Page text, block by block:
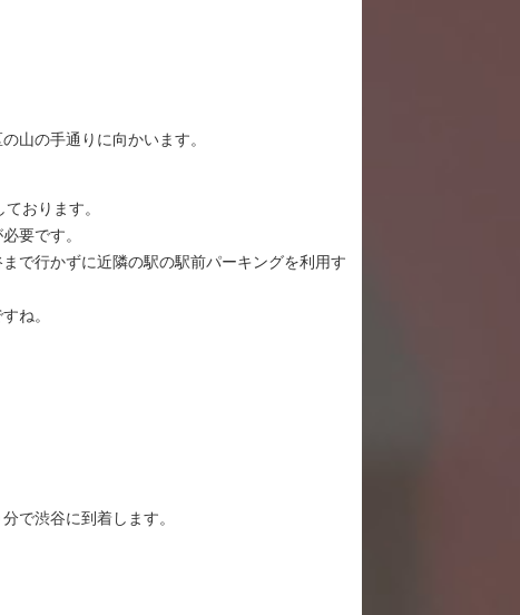
山の手通りに向かいます。
おります。
要です。
で行かずに近隣の駅の駅前パーキングを利用す
ね。
で渋谷に到着します。